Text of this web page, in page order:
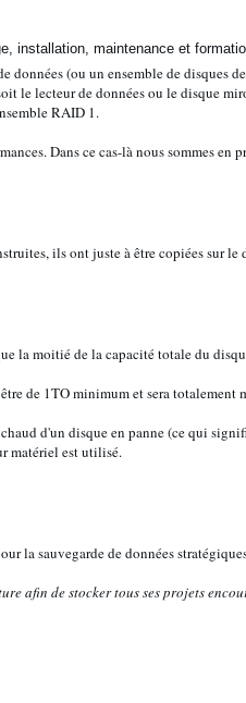
données (ou un ensemble de disques
le lecteur de données ou le disque
RAID 1.
Dans ce cas-là nous sommes en
ils ont juste à être copiées sur le
la moitié de la capacité totale du
de 1TO minimum et sera
d'un disque en panne (ce qui
matériel est utilisé.
la sauvegarde de données
afin de stocker tous ses projets